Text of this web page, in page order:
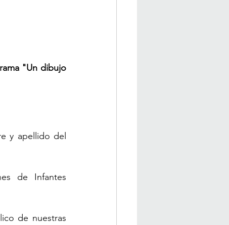
"Un dibujo
y apellido del
de Infantes
de nuestras